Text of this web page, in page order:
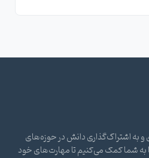
و به اشتراک‌گذاری دانش در حوزه‌های
به شما کمک می‌کنیم تا مهارت‌های خود